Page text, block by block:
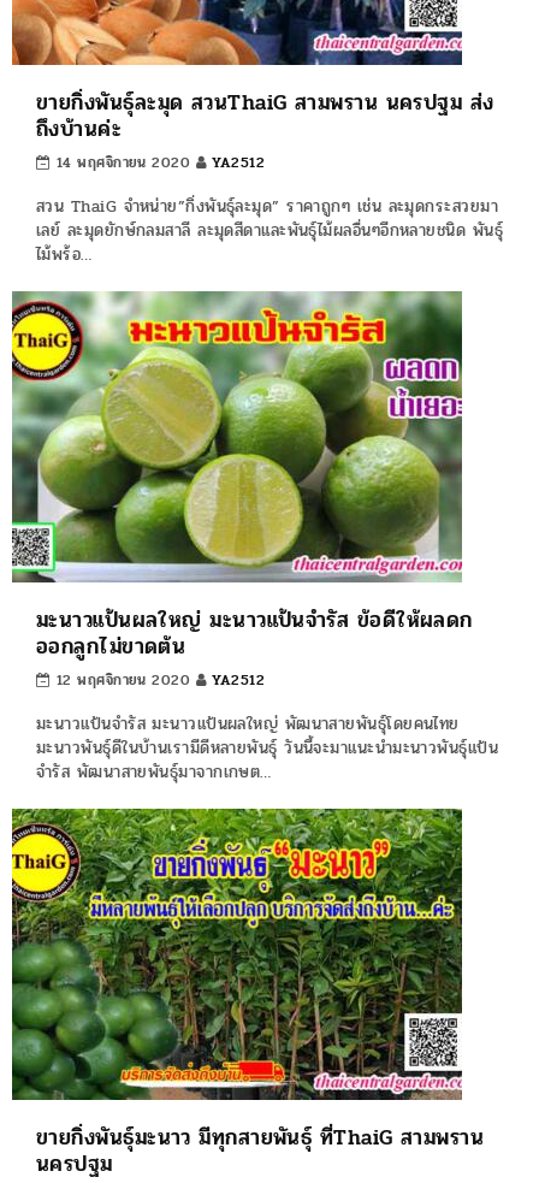
ขายกิ่งพันธุ์ละมุด สวนThaiG สามพราน นครปฐม ส่ง
ถึงบ้านค่ะ
14 พฤศจิกายน 2020 YA2512
สวน ThaiG จำหน่าย”กิ่งพันธุ์ละมุด” ราคาถูกๆ เช่น ละมุดกระสวยมา
เลย์ ละมุดยักษ์กลมสาลี ละมุดสีดาและพันธุ์ไม้ผลอื่นๆอีกหลายชนิด พันธุ์
ไม้พร้อ…
มะนาวแป้นผลใหญ่ มะนาวแป้นจำรัส ข้อดีให้ผลดก
ออกลูกไม่ขาดต้น
12 พฤศจิกายน 2020 YA2512
มะนาวแป้นจำรัส มะนาวแป้นผลใหญ่ พัฒนาสายพันธุ์โดยคนไทย
มะนาวพันธุ์ดีในบ้านเรามีดีหลายพันธุ์ วันนี้จะมาแนะนำมะนาวพันธุ์แป้น
จำรัส พัฒนาสายพันธุ์มาจากเกษต…
ขายกิ่งพันธุ์มะนาว มีทุกสายพันธุ์ ที่ThaiG สามพราน
นครปฐม